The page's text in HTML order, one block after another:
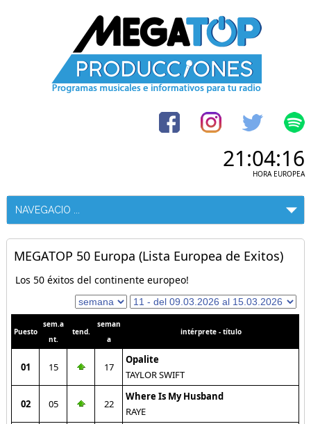
21:04:16
HORA EUROPEA
MEGATOP 50 Europa (Lista Europea de Exitos)
Los 50 éxitos del continente europeo!
Puesto
sem.a
nt.
tend.
seman
a
intérprete - título
01 15 17
Opalite
TAYLOR SWIFT
02 05 22
Where Is My Husband
RAYE